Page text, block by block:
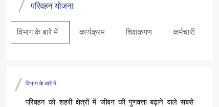
परिवहन योजना
विभाग के बारे में कार्यक्रम शिक्षकगण कर्मचारी
विभाग के बारे में
परिवहन को शहरी क्षेत्रों में जीवन की गुणवत्ता बढ़ाने वाले सबसे